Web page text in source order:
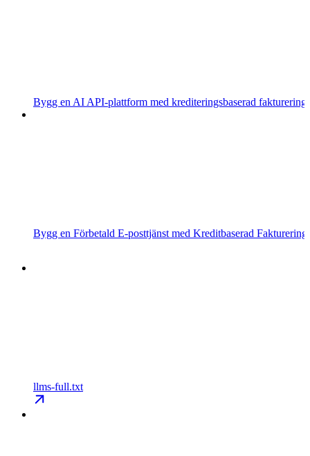
Bygg en AI API-plattform med krediteringsbaserad fakturering
Bygg en Förbetald E-posttjänst med Kreditbaserad Fakturering
llms-full.txt